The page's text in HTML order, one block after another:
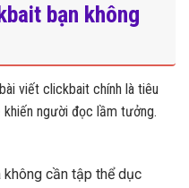
bạn không
viết clickbait chính là tiêu
người đọc lầm tưởng.
không cần tập thể dục